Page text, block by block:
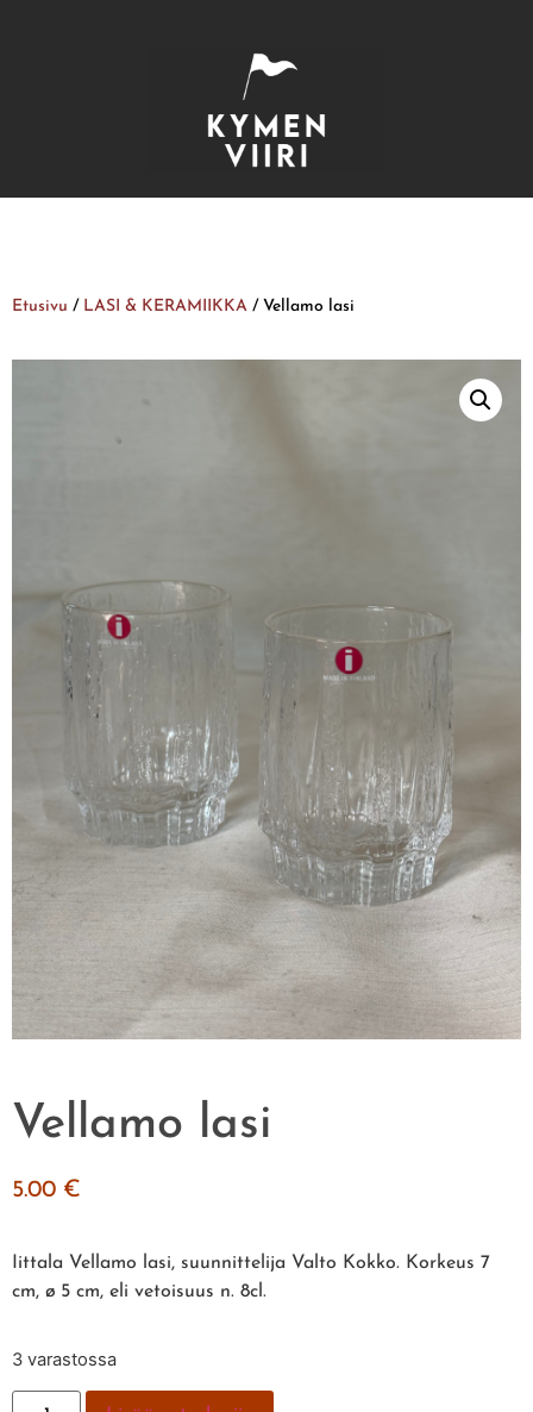
Etusivu / LASI & KERAMIIKKA / Vellamo lasi
Vellamo lasi
5.00 €
Iittala Vellamo lasi, suunnittelija Valto Kokko. Korkeus 7
cm, ø 5 cm, eli vetoisuus n. 8cl.
3 varastossa